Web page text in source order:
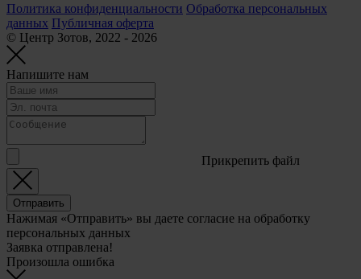
Политика конфиденциальности Обработка персональных
данных Публичная оферта
© Центр Зотов, 2022 - 2026
Напишите нам
Прикрепить файл
Отправить
Нажимая «Отправить» вы даете согласие на обработку
персональных данных
Заявка отправлена!
Произошла ошибка